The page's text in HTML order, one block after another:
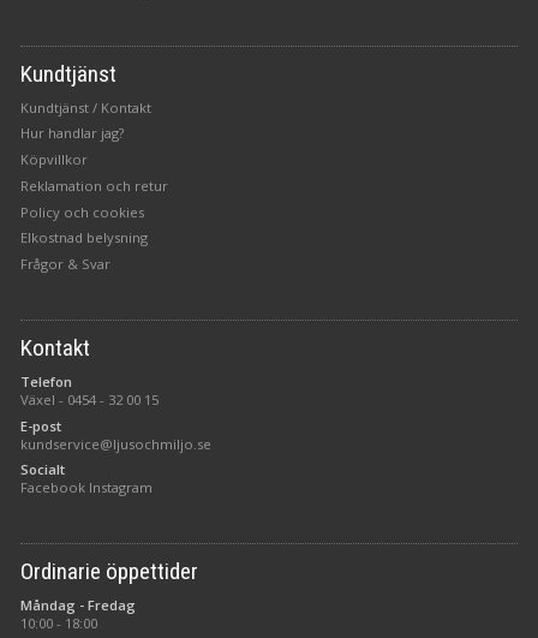
Kundtjänst
Kundtjänst / Kontakt
Hur handlar jag?
Köpvillkor
Reklamation och retur
Policy och cookies
Elkostnad belysning
Frågor & Svar
Kontakt
Telefon
Växel - 0454 - 32 00 15
E-post
kundservice@ljusochmiljo.se
Socialt
Facebook Instagram
Ordinarie öppettider
Måndag - Fredag
10:00 - 18:00